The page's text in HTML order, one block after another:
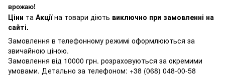
врожаю!
Ціни та Акціїна товари діють виключно при замовленні на
сайті.
Замовлення в телефонному режимі оформлюються за
звичайною ціною.
Замовлення від 10000 грн. розраховуються за окремими
умовами. Детально за телефоном: +38 (068) 048-00-58